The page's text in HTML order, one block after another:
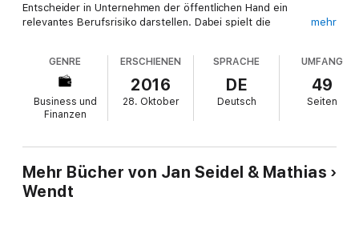
Entscheider in Unternehmen der öffentlichen Hand ein
relevantes Berufsrisiko darstellen. Dabei spielt die
Der Inhalt
Haftungs- und Reputationsrisiken von öffentlichen
Elemente eines wirksamen Compliance-Management-Systems
Die Zielgruppen
Dozierende und Studierende der Rechts- und
mehr
GENRE
Business und
Finanzen
ERSCHIENEN
2016
28. Oktober
SPRACHE
DE
Deutsch
UMFANG
49
Seiten
Mehr Bücher von Jan Seidel & Mathias
Wendt